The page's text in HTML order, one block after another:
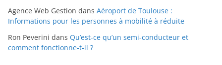
Agence Web Gestion dans Aéroport de Toulouse :
Informations pour les personnes à mobilité à réduite
Ron Peverini dans Qu’est-ce qu’un semi-conducteur et
comment fonctionne-t-il ?